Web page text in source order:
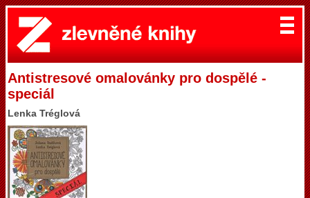
Antistresové omalovánky pro dospělé -
speciál
Lenka Tréglová